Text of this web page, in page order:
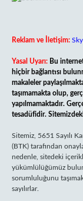
Reklam ve İletişim:
Yasal Uyarı: Bu
hiçbir bağlantısı
makaleler
taşımamakta olup,
yapılmamaktadır.
tesadüfidir.
Sitemiz, 5651 Sayılı
(BTK) tarafından
nedenle, sitedeki
yükümlülüğümüz
sorumluluğunu
sayılırlar.